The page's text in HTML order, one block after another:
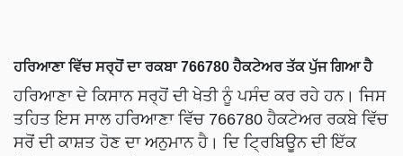
ਹਰਿਆਣਾ ਵਿੱਚ ਸਰ੍ਹੋਂ ਦਾ ਰਕਬਾ 766780 ਹੈਕਟੇਅਰ ਤੱਕ ਪੁੱਜ ਗਿਆ ਹੈ
ਹਰਿਆਣਾ ਦੇ ਕਿਸਾਨ ਸਰ੍ਹੋਂ ਦੀ ਖੇਤੀ ਨੂੰ ਪਸੰਦ ਕਰ ਰਹੇ ਹਨ। ਜਿਸ
ਤਹਿਤ ਇਸ ਸਾਲ ਹਰਿਆਣਾ ਵਿੱਚ 766780 ਹੈਕਟੇਅਰ ਰਕਬੇ ਵਿੱਚ
ਸਰੋਂ ਦੀ ਕਾਸ਼ਤ ਹੋਣ ਦਾ ਅਨੁਮਾਨ ਹੈ। ਦਿ ਟ੍ਰਿਬਿਊਨ ਦੀ ਇੱਕ